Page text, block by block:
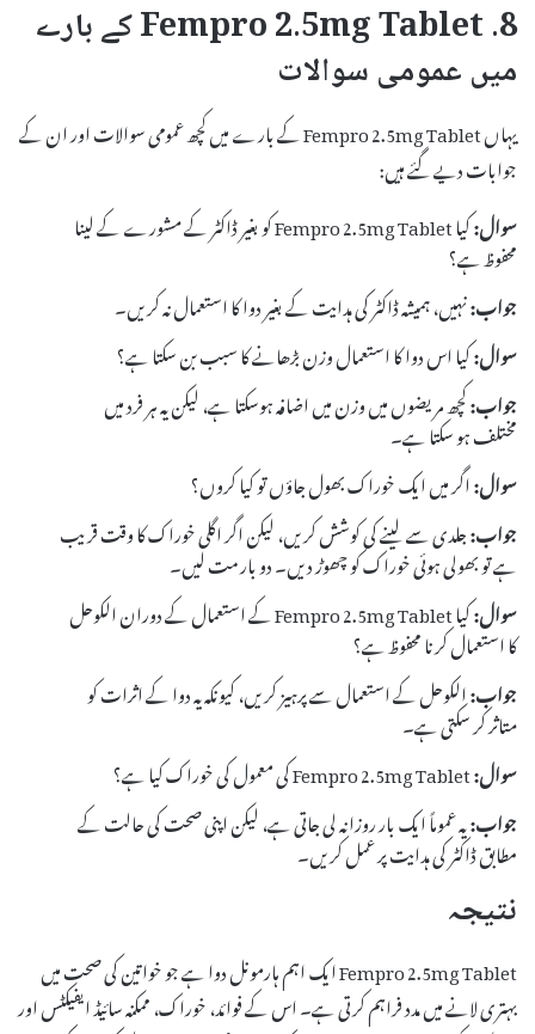
8. Fempro 2.5mg Tablet کے بارے
میں عمومی سوالات
یہاں Fempro 2.5mg Tablet کے بارے میں کچھ عمومی سوالات اور ان کے
جوابات دیے گئے ہیں:
سوال:
کیا Fempro 2.5mg Tablet کو بغیر ڈاکٹر کے مشورے کے لینا
محفوظ ہے؟
جواب:نہیں، ہمیشہ ڈاکٹر کی ہدایت کے بغیر دوا کا استعمال نہ کریں۔
سوال:کیا اس دوا کا استعمال وزن بڑھانے کا سبب بن سکتا ہے؟
جواب:کچھ مریضوں میں وزن میں اضافہ ہوسکتا ہے، لیکن یہ ہر فرد میں
مختلف ہو سکتا ہے۔
سوال:اگر میں ایک خوراک بھول جاؤں تو کیا کروں؟
جواب:جلدی سے لینے کی کوشش کریں، لیکن اگر اگلی خوراک کا وقت قریب
ہے تو بھولی ہوئی خوراک کو چھوڑ دیں۔ دو بار مت لیں۔
سوال:
کیا Fempro 2.5mg Tablet کے استعمال کے دوران الکوحل
کا استعمال کرنا محفوظ ہے؟
جواب:الکوحل کے استعمال سے پرہیز کریں، کیونکہ یہ دوا کے اثرات کو
متاثر کر سکتی ہے۔
سوال:
جواب:یہ عموماً ایک بار روزانہ لی جاتی ہے، لیکن اپنی صحت کی حالت کے
مطابق ڈاکٹر کی ہدایت پر عمل کریں۔
نتیجہ
Fempro 2.5mg Tablet ایک اہم ہارمونل دوا ہے جو خواتین کی صحت میں
بہتری لانے میں مدد فراہم کرتی ہے۔ اس کے فوائد، خوراک، ممکنہ سائیڈ ایفیکٹس اور